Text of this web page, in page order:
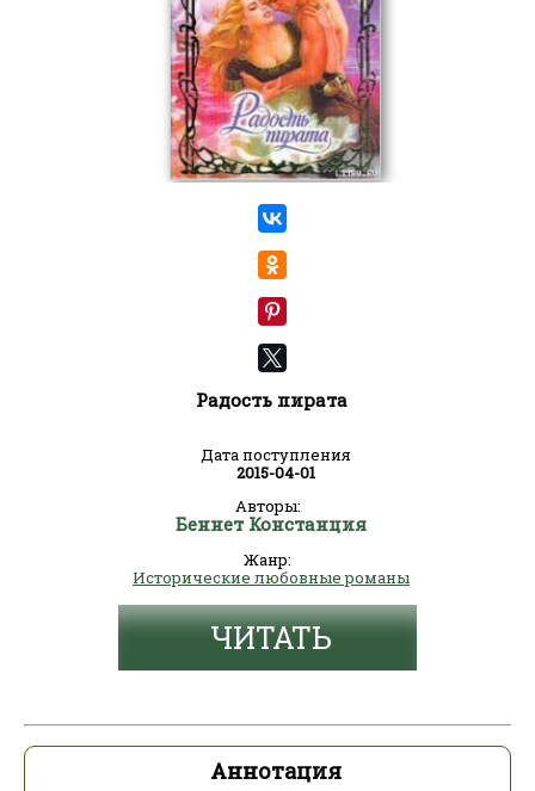
Радость пирата
Дата поступления
2015-04-01
Авторы:
Беннет Констанция
Жанр:
Исторические любовные романы
ЧИТАТЬ
Аннотация